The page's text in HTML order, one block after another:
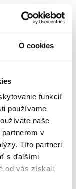
O cookies
funkcií
používame
naše
v
Títo partneri
s ďalšími
od vás získali,